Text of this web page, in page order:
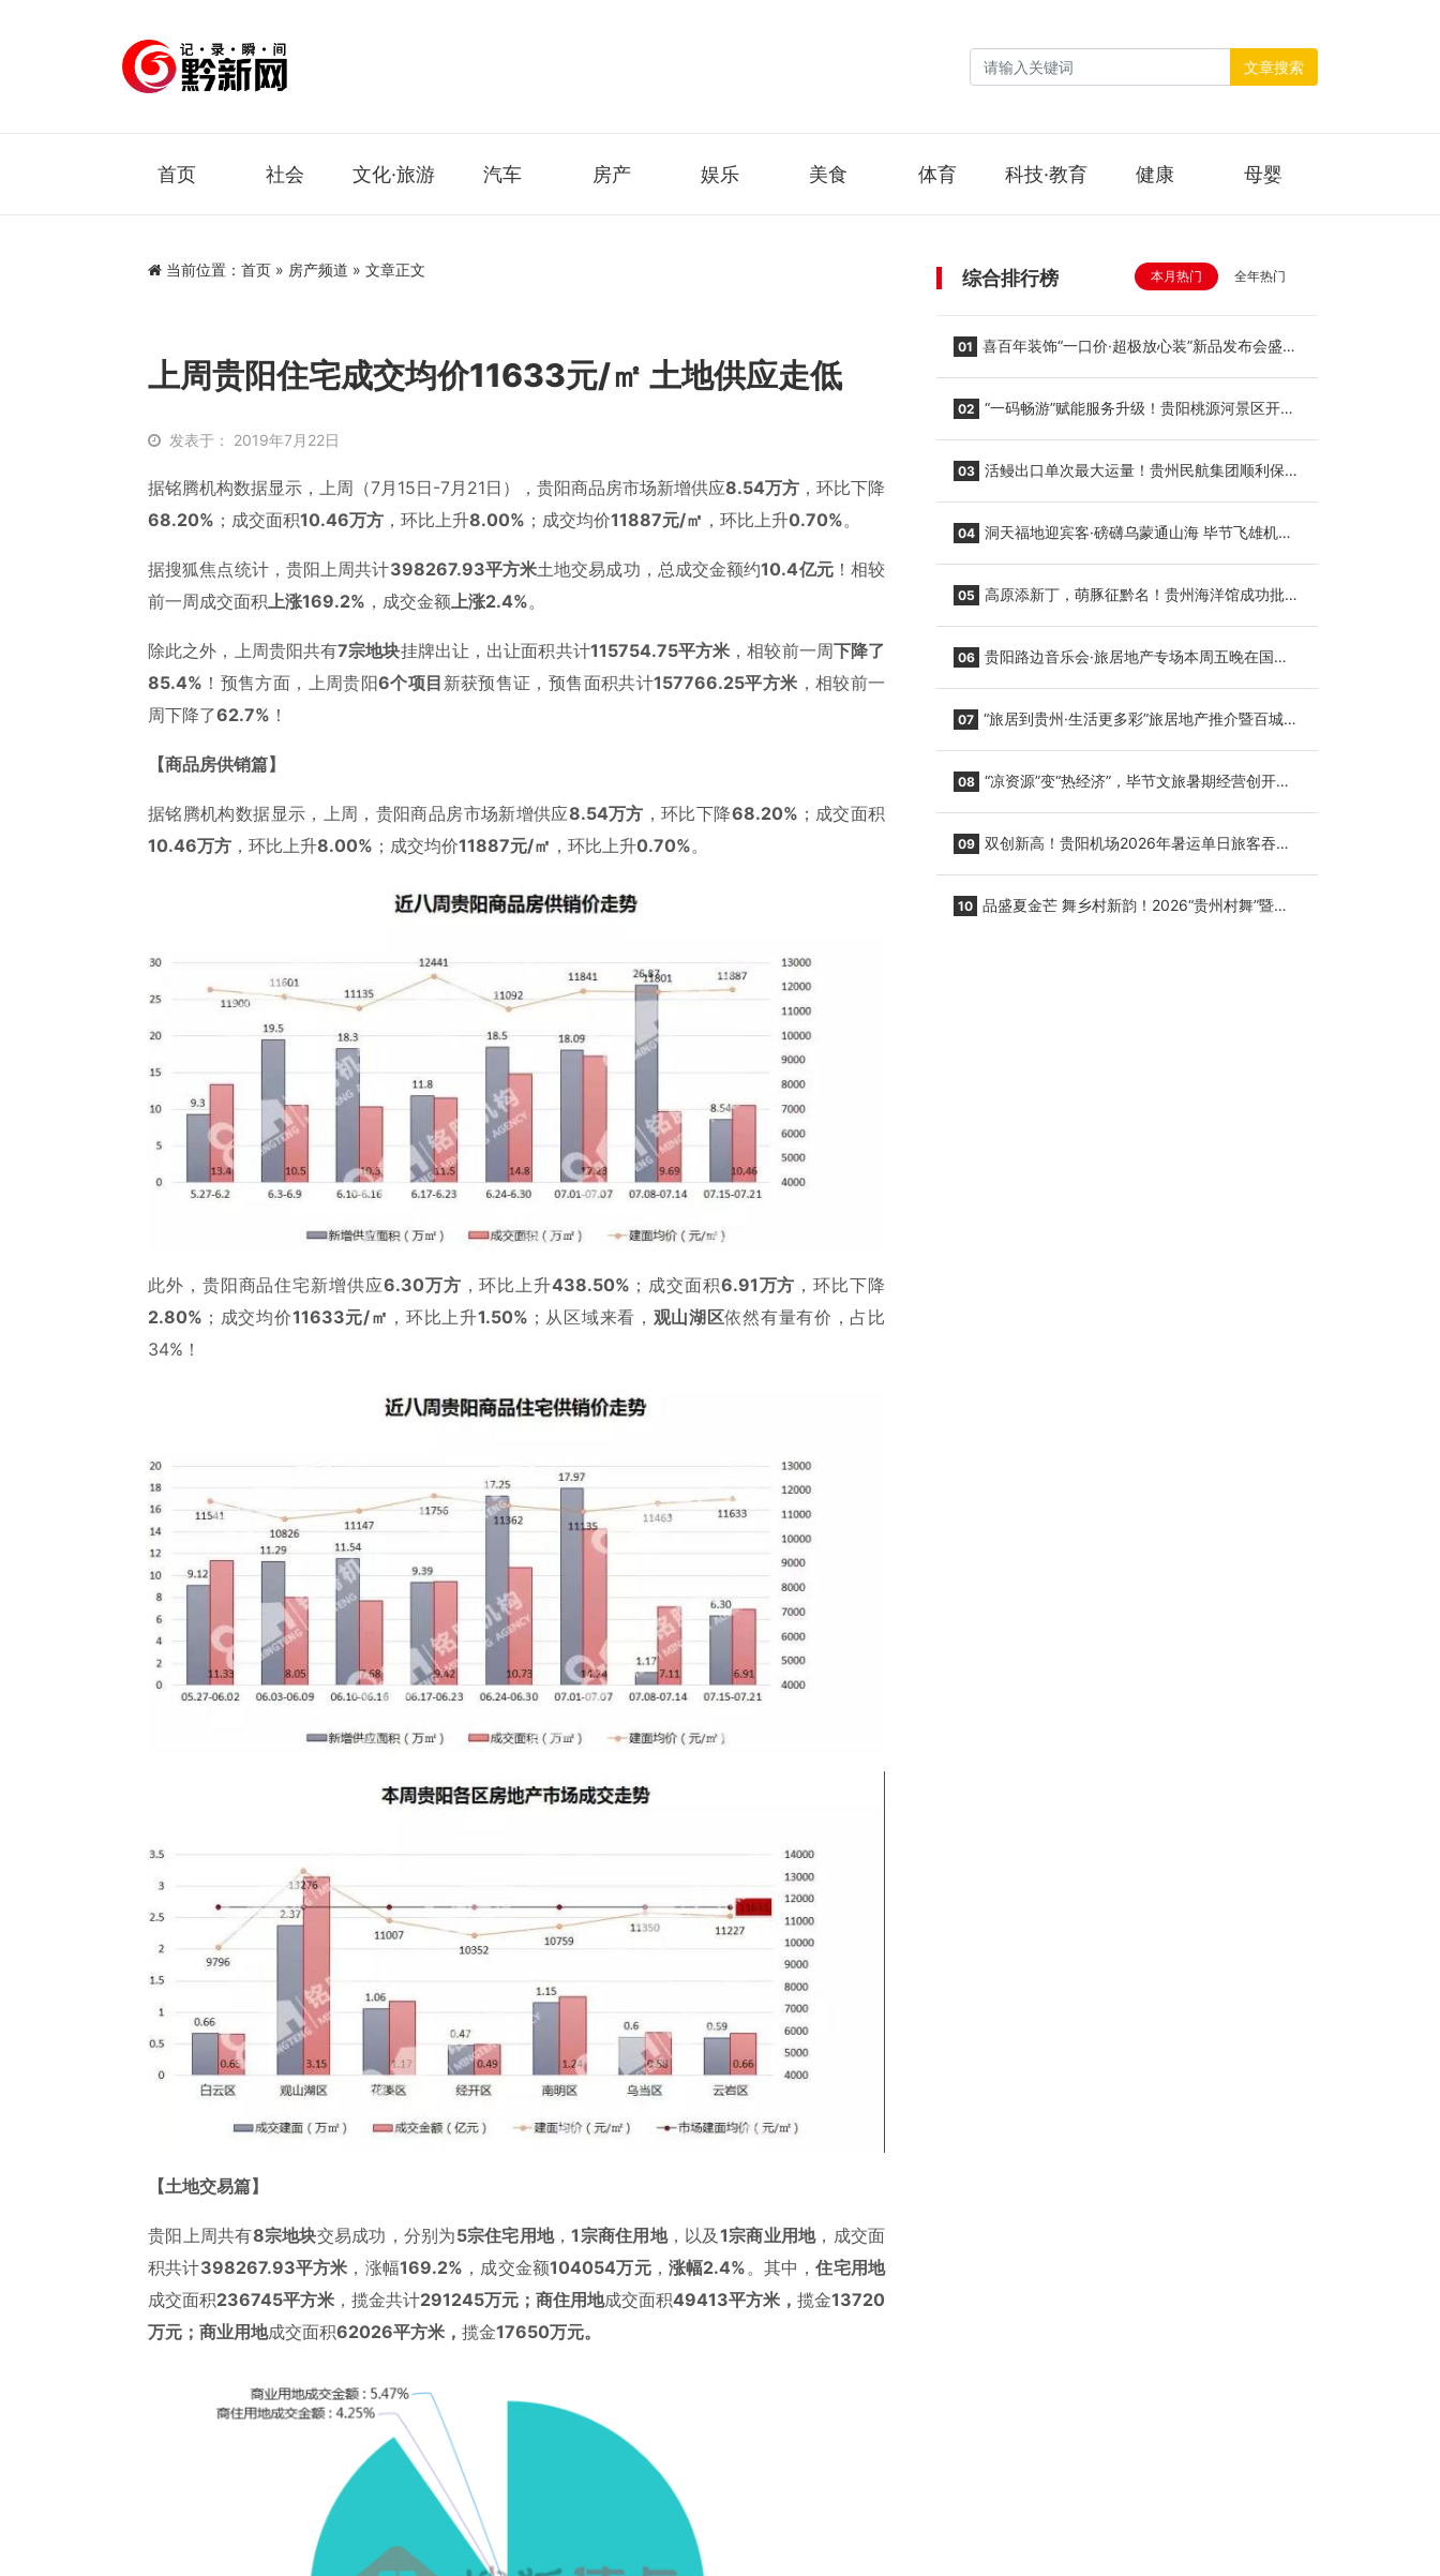
文章搜索
首页 社会 文化·旅游 汽车 房产 娱乐 美食 体育 科技·教育 健康 母婴
当前位置： 首页 » 房产频道 » 文章正文
上周贵阳住宅成交均价11633元/㎡ 土地供应走低
发表于： 2019年7月22日
据铭腾机构数据显示，上周（7月15日-7月21日），贵阳商品房市场新增供应8.54万方 ，环比下降
68.20% ；成交面积10.46万方 ，环比上升8.00% ；成交均价11887元/㎡ ，环比上升0.70%。
据搜狐焦点统计，贵阳上周共计398267.93平方米土地交易成功，总成交金额约10.4亿元！相较
前一周成交面积上涨169.2% ，成交金额上涨2.4%。
除此之外，上周贵阳共有7宗地块挂牌出让，出让面积共计115754.75平方米 ，相较前一周下降了
85.4% ！预售方面，上周贵阳6个项目 新获预售证，预售面积共计157766.25平方米 ，相较前一
周下降了62.7% ！
【商品房供销篇】
据铭腾机构数据显示，上周，贵阳商品房市场新增供应8.54万方 ，环比下降68.20% ；成交面积
10.46万方 ，环比上升8.00% ；成交均价11887元/㎡ ，环比上升0.70%。
此外，贵阳商品住宅新增供应6.30万方 ，环比上升438.50% ；成交面积6.91万方 ，环比下降
2.80% ；成交均价11633元/㎡ ，环比上升1.50% ；从区域来看， 观山湖区依然有量有价，占比
34%！
【土地交易篇】
贵阳上周共有8宗地块交易成功，分别为5宗住宅用地，1宗商住用地，以及 1宗商业用地，成交面
积共计398267.93平方米 ，涨幅169.2% ，成交金额104054万元，涨幅2.4% 。其中，住宅用地
成交面积236745平方米 ，揽金共计291245万元；商住用地成交面积49413平方米， 揽金13720
万元；商业用地成交面积62026平方米， 揽金17650万元。
综合排行榜 本月热门 全年热门
01 喜百年装饰“一口价·超极放心装”新品发布会盛大
02 “一码畅游”赋能服务升级！贵阳桃源河景区开
03 活鳗出口单次最大运量！贵州民航集团顺利保障
04 洞天福地迎宾客·磅礴乌蒙通山海 毕节飞雄机场
05 高原添新丁，萌豚征黔名！贵州海洋馆成功批量
06 贵阳路边音乐会·旅居地产专场本周五晚在国际
07 “旅居到贵州·生活更多彩”旅居地产推介暨百城千
08 “凉资源”变“热经济”，毕节文旅暑期经营创开门
09 双创新高！贵阳机场2026年暑运单日旅客吞吐
10 品盛夏金芒 舞乡村新韵！2026“贵州村舞”暨望